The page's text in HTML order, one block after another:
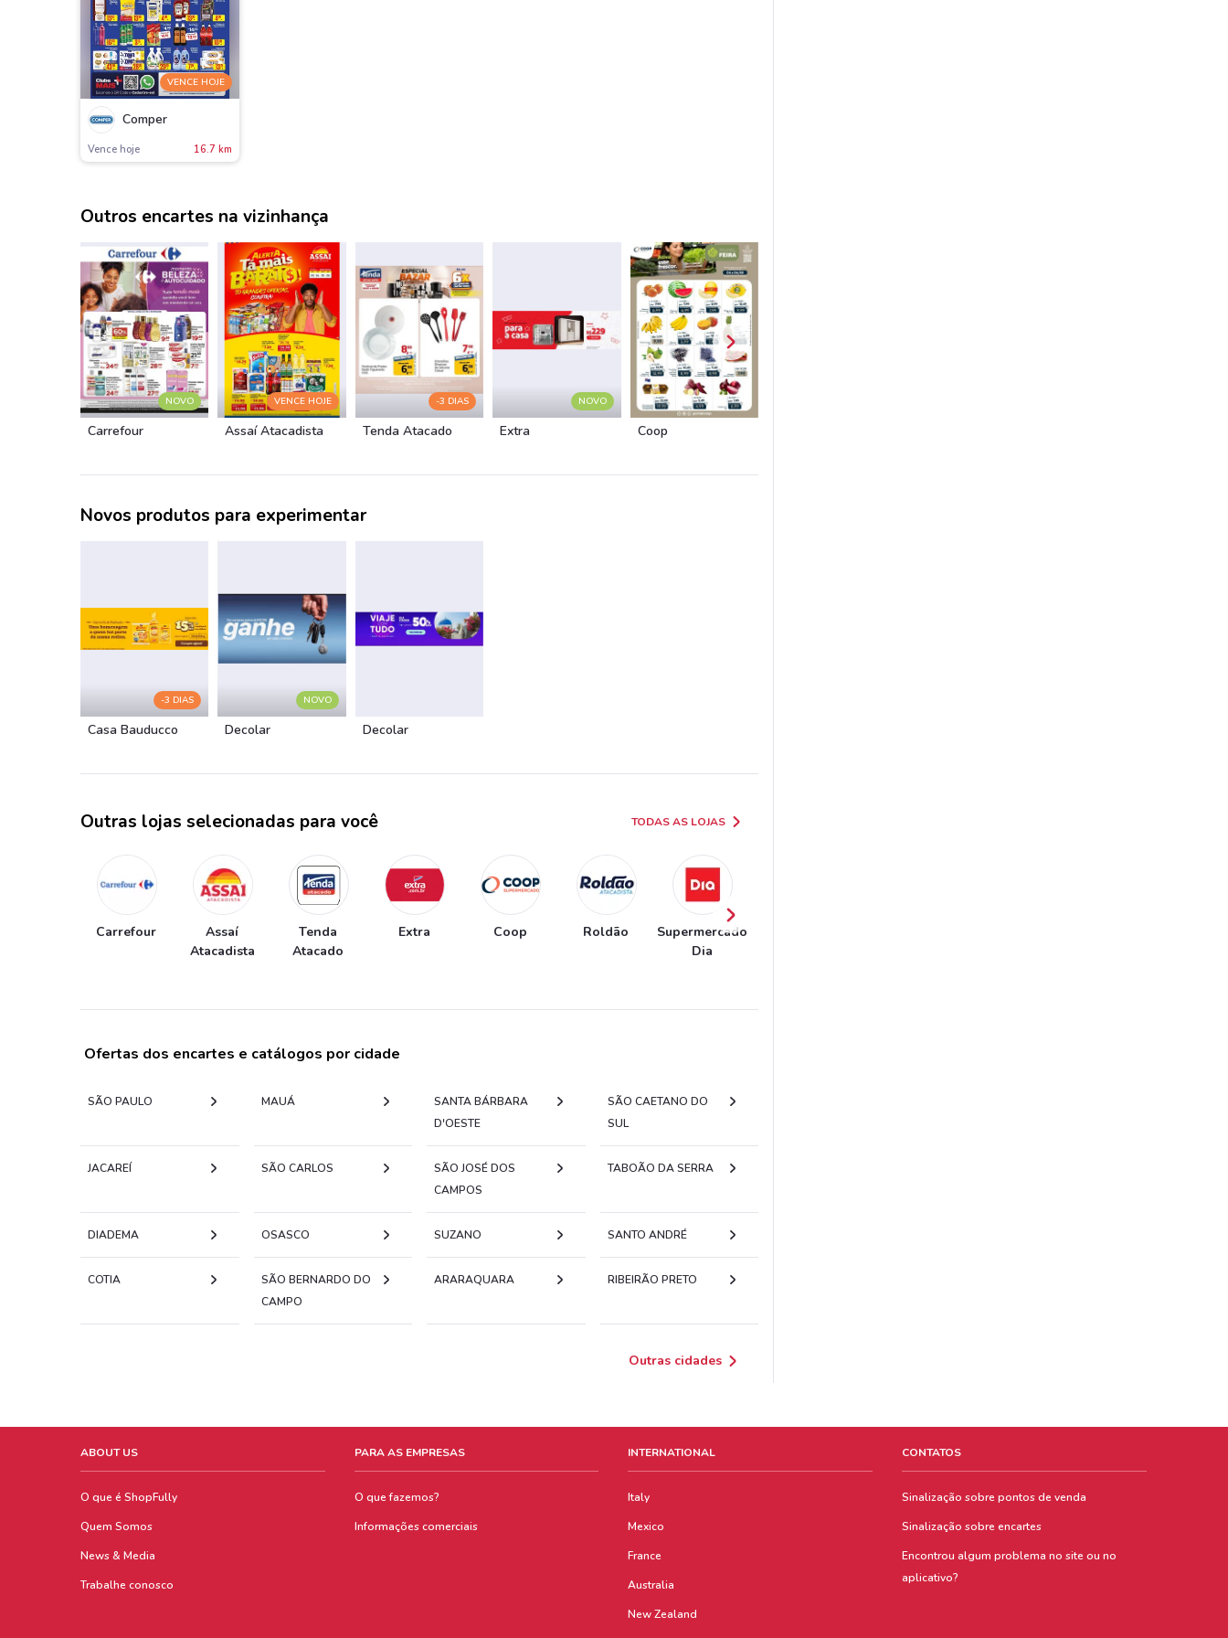
VENCE HOJE
Comper
Vence hoje 16.7 km
Outros encartes na vizinhança
NOVO
Carrefour
VENCE HOJE
Assaí Atacadista
-3 DIAS
Tenda Atacado
NOVO
Extra Coop
Novos produtos para experimentar
-3 DIAS
Casa Bauducco
NOVO
Decolar Decolar
Outras lojas selecionadas para você TODAS AS LOJAS
Carrefour
Assaí
Atacadista
Tenda
Atacado
Extra Coop Roldão
Supermercado
Dia
Ofertas dos encartes e catálogos por cidade
SÃO PAULO MAUÁ
SANTA BÁRBARA
D'OESTE
SÃO CAETANO DO
SUL
JACAREÍ SÃO CARLOS
SÃO JOSÉ DOS
CAMPOS
TABOÃO DA SERRA
DIADEMA OSASCO SUZANO SANTO ANDRÉ
COTIA
SÃO BERNARDO DO
CAMPO
ARARAQUARA RIBEIRÃO PRETO
Outras cidades
ABOUT US
O que é ShopFully
Quem Somos
News & Media
Trabalhe conosco
PARA AS EMPRESAS
O que fazemos?
Informações comerciais
INTERNATIONAL
Italy
Mexico
France
Australia
New Zealand
CONTATOS
Sinalização sobre pontos de venda
Sinalização sobre encartes
Encontrou algum problema no site ou no
aplicativo?